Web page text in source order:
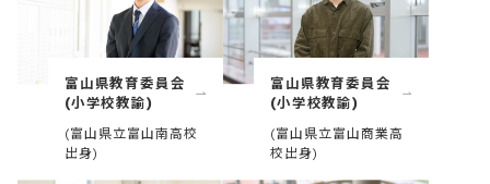
富山県教育委員会
(小学校教諭)
(富山県立富山南高校
出身)
富山県教育委員会
(小学校教諭)
(富山県立富山商業高
校出身)